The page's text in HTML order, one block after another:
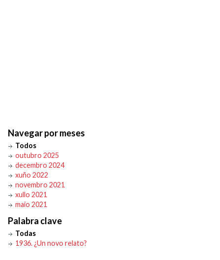
Navegar por meses
Todos
outubro 2025
decembro 2024
xuño 2022
novembro 2021
xullo 2021
maio 2021
Palabra clave
Todas
1936. ¿Un novo relato?